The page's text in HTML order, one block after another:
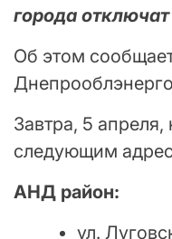
города отключат
Об этом
Завтра, 5 апреля,
следующим
АНД район:
ул.